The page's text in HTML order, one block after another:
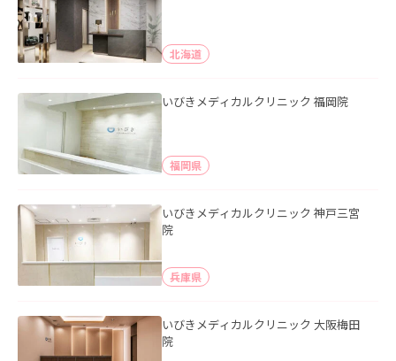
北海道
いびきメディカルクリニック 福岡院
福岡県
いびきメディカルクリニック 神戸三宮
院
兵庫県
いびきメディカルクリニック 大阪梅田
院